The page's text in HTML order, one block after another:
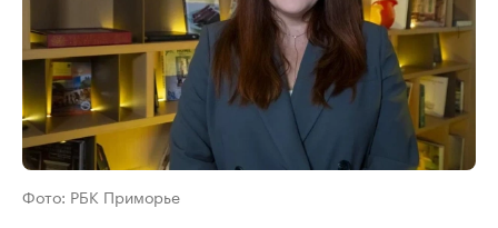
Фото: РБК Приморье